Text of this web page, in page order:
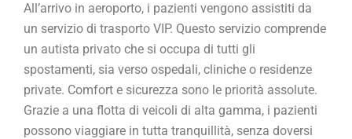
All’arrivo in aeroporto, i pazienti vengono assistiti da
un servizio di trasporto VIP. Questo servizio comprende
un autista privato che si occupa di tutti gli
spostamenti, sia verso ospedali, cliniche o residenze
private. Comfort e sicurezza sono le priorità assolute.
Grazie a una flotta di veicoli di alta gamma, i pazienti
possono viaggiare in tutta tranquillità, senza doversi